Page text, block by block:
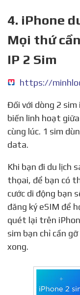
4. iPhone
Mọi thứ
IP 2 Sim
https://
Đối với dòng 2 sim iPhone, bạn hoàn toàn có thể tùy
biến linh hoạt
cùng lúc. 1 sim
data.
Khi bạn đi du lịch sang nước ngoài hoặc đổi điện
thọai, để bạn có
cước di động bạn
đăng ký eSIM để
quét lại trên
sim bạn chỉ cần
xong.